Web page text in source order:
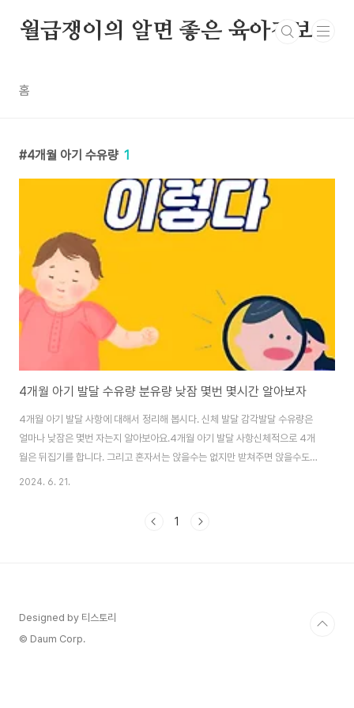
월급쟁이의 알면 좋은 육아정보
홈
4개월 아기 수유량 1
4개월 아기 발달 수유량 분유량 낮잠 몇번 몇시간 알아보자
4개월 아기 발달 사항에 대해서 정리해 봅시다. 신체 발달 감각발달 수유량은
얼마나 낮잠은 몇번 자는지 알아보아요.4개월 아기 발달 사항신체적으로 4개
월은 뒤집기를 합니다. 그리고 혼자서는 앉을수는 없지만 받쳐주면 앉을수도
있습니다. 하지만 아직은 허리힘은 부족하므로, 잠시잠시만 앉혀주세요.두손을
도 주고 손바닥도 위아래로 움직이면서 놀기도 합니다. 그리고 감각적으로 발
2024. 6. 21.
1
Designed by 티스토리
© Daum Corp.